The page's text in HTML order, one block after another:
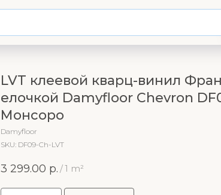
LVT клеевой кварц-винил
елочкой Damyfloor Chevron
Монсоро
Damyfloor
SKU: DF09-Ch-LVT
3 299.00 р. /1 m²